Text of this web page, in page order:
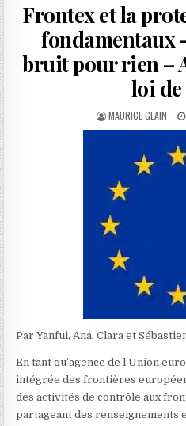
Frontex et la
fondamentaux
bruit pour rien –
loi de
AUTHOR:
MAURICE GLAIN
Par Yanfui, Ana, Clara et
En tant qu’agence de l’Union
intégrée des frontières
des activités de contrôle aux
partageant des renseignements